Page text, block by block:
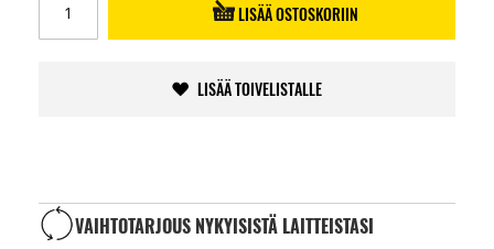
LISÄÄ OSTOSKORIIN
LISÄÄ TOIVELISTALLE
VAIHTOTARJOUS NYKYISISTÄ LAITTEISTASI